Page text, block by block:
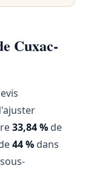
Cuxac-
33,84 % de
44 % dans